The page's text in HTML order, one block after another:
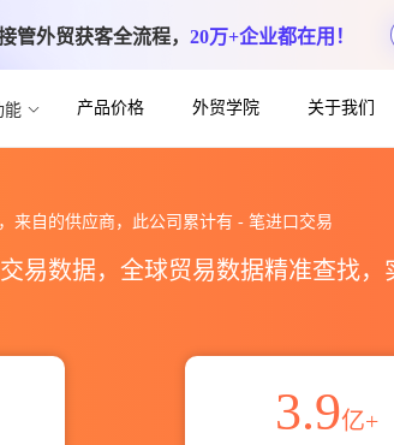
管外贸获客全流程， 20万+企业都在用！
能 产品价格 外贸学院 关于我们
来自的供应商，此公司累计有 - 笔进口交易
易数据，全球贸易数据精准查找
3.9亿+